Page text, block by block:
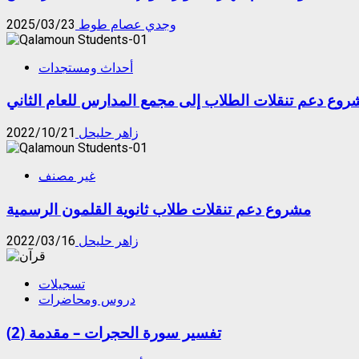
وجدي عصام طوط 2025/03/23
أحداث ومستجدات
دعم تنقلات الطلاب إلى مجمع المدارس للعام الثاني
زاهر حليحل 2022/10/21
غير مصنف
مشروع دعم تنقلات طلاب ثانوية القلمون الرسمية
زاهر حليحل 2022/03/16
تسجيلات
دروس ومحاضرات
تفسير سورة الحجرات – مقدمة (2)